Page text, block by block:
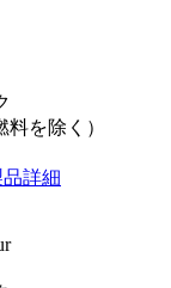
を除く）
詳細